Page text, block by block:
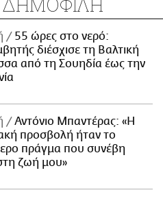
55 ώρες στο νερό:
διέσχισε τη Βαλτική
από τη Σουηδία έως την
Αντόνιο Μπαντέρας: «Η
προσβολή ήταν το
πράγμα που συνέβη
ζωή μου»